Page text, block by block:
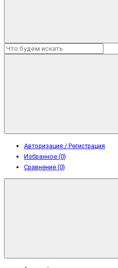
Авторизация / Регистрация
Избранное (0)
Сравнение (0)